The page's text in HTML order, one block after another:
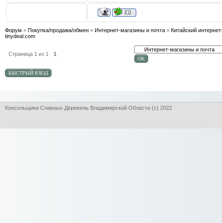
Форум » Покупка/продажа/обмен » Интернет-магазины и почта » Китайский
tinydeal.com
Страница 1 из 1 1
Консольщики Славных Деревень Владимирской Области (с) 2022